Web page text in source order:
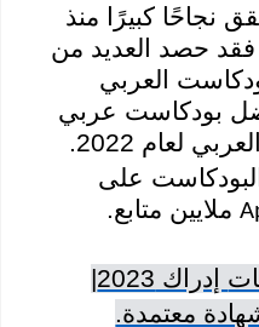
نجاحًا كبيرًا منذ
في عام 2018. فقد حصد العديد من
العربي
بودكاست عربي
العربي لعام 2022.
البودكاست على
ملايين متابع.
إدراك 2023|
معتمدة.